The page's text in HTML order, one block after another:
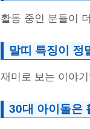
활동 중인 분들이
말띠 특징이 정
재미로 보는 이야
30대 아이돌은